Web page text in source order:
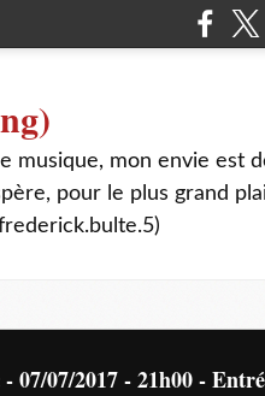
musique, mon envie est
pour le plus grand
07/07/2017 - 21h00 -